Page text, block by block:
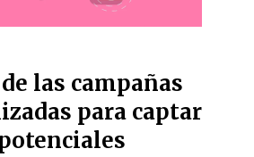
las campañas
para captar